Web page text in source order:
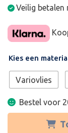
Veilig betalen
Kies een
Variovlies
Bestel voor